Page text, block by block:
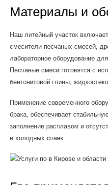
Материалы и
Наш литейный участок
смесители песчаных смесей,
лабораторное оборудование
Песчаные смеси готовятся с
бентонитовой глины,
Применение современного
брака, обеспечивает
заполнение расплавом и
и холодных спаек.